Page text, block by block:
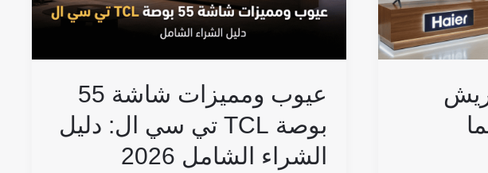
عيوب ومميزات شاشة 55
بوصة TCL تي سي ال: دليل
الشراء الشامل 2026
تي
ال:
الشراء
الشامل
2026